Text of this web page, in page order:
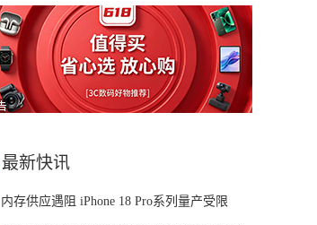
最新快讯
内存供应遇阻 iPhone 18 Pro系列量产受限